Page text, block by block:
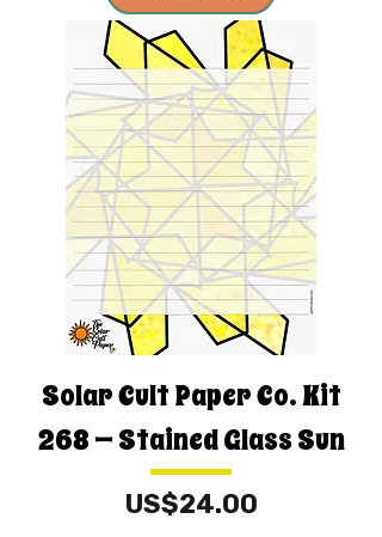
Solar Cult Paper Co. Kit
268 — Stained Glass Sun
價格
US$24.00